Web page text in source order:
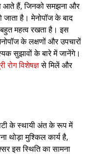
आते हैं, जिनको समझना और
है। मेनोपॉज के बाद
महत्व रखता है। इस
के लक्षणों और उपचारों
सुझावों के बारे में जानेंगे।
रोग विशेषज्ञसे मिलें और
के स्थायी अंत के रूप में
थोड़ा मुश्किल कार्य है,
इस स्थिति का सामना